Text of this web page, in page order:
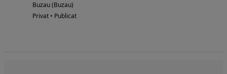
Buzau (Buzau)
Privat • Publicat